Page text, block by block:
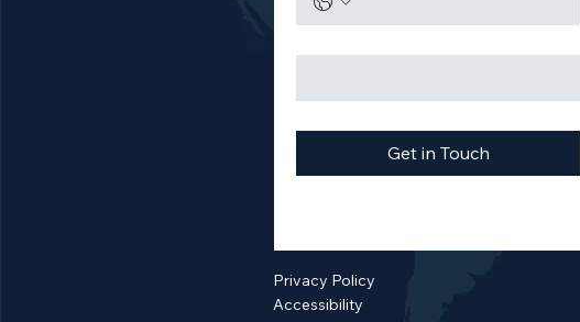
Get in Touch
Privacy Policy
Accessibility